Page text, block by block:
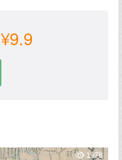
¥9.9
1978